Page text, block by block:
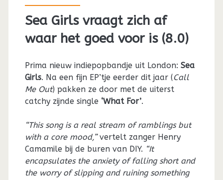
Sea Girls vraagt zich af
waar het goed voor is (8.0)
Prima nieuw indiepopbandje uit London: Sea
Girls. Na een fijn EP’tje eerder dit jaar (Call
Me Out) pakken ze door met de uiterst
catchy zijnde single ‘What For’.
“This song is a real stream of ramblings but
with a core mood,”vertelt zanger Henry
Camamile bij de buren van DIY. “It
encapsulates the anxiety of falling short and
the worry of slipping and ruining something